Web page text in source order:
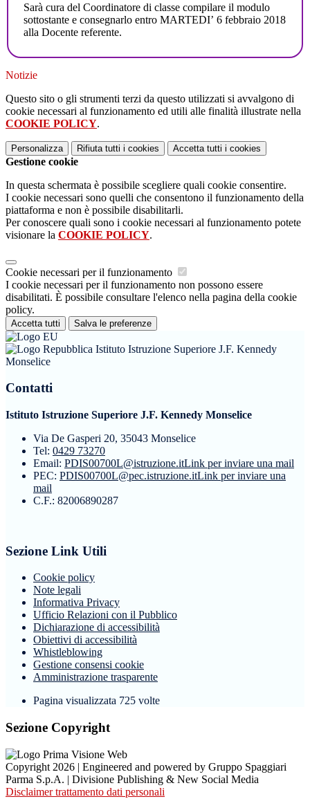
Sarà cura del Coordinatore di classe compilare il modulo
sottostante e consegnarlo entro MARTEDI’ 6 febbraio 2018
alla Docente referente.
Notizie
Questo sito o gli strumenti terzi da questo utilizzati si avvalgono di
cookie necessari al funzionamento ed utili alle finalità illustrate nella
COOKIE POLICY.
Personalizza Rifiuta tutti i cookies Accetta tutti i cookies
Gestione cookie
In questa schermata è possibile scegliere quali cookie consentire.
I cookie necessari sono quelli che consentono il funzionamento della
piattaforma e non è possibile disabilitarli.
Per conoscere quali sono i cookie necessari al funzionamento potete
visionare la COOKIE POLICY.
Cookie necessari per il funzionamento
I cookie necessari per il funzionamento non possono essere
disabilitati. È possibile consultare l'elenco nella pagina della cookie
policy.
Accetta tutti Salva le preferenze
Istituto Istruzione Superiore J.F. Kennedy
Monselice
Contatti
Istituto Istruzione Superiore J.F. Kennedy Monselice
Via De Gasperi 20, 35043 Monselice
Tel: 0429 73270
Email: PDIS00700L@istruzione.itLink per inviare una mail
PEC: PDIS00700L@pec.istruzione.itLink per inviare una
mail
C.F.: 82006890287
Sezione Link Utili
Cookie policy
Note legali
Informativa Privacy
Ufficio Relazioni con il Pubblico
Dichiarazione di accessibilità
Obiettivi di accessibilità
Whistleblowing
Gestione consensi cookie
Amministrazione trasparente
Pagina visualizzata 725 volte
Sezione Copyright
Copyright 2026 | Engineered and powered by Gruppo Spaggiari
Parma S.p.A. | Divisione Publishing & New Social Media
Disclaimer trattamento dati personali